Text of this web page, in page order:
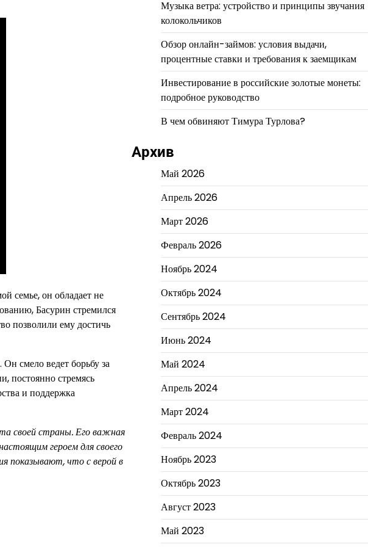
семье, он обладает не
Басурин стремился
позволили ему достичь
смело ведет борьбу за
постоянно стремясь
и поддержка
своей страны. Его важная
героем для своего
показывают, что с верой в
Музыка ветра: устройство и принципы звучания
колокольчиков
Обзор онлайн-займов: условия выдачи,
процентные ставки и требования к заемщикам
Инвестирование в российские золотые монеты:
подробное руководство
В чем обвиняют Тимура Турлова?
Архив
Май 2026
Апрель 2026
Март 2026
Февраль 2026
Ноябрь 2024
Октябрь 2024
Сентябрь 2024
Июнь 2024
Май 2024
Апрель 2024
Март 2024
Февраль 2024
Ноябрь 2023
Октябрь 2023
Август 2023
Май 2023